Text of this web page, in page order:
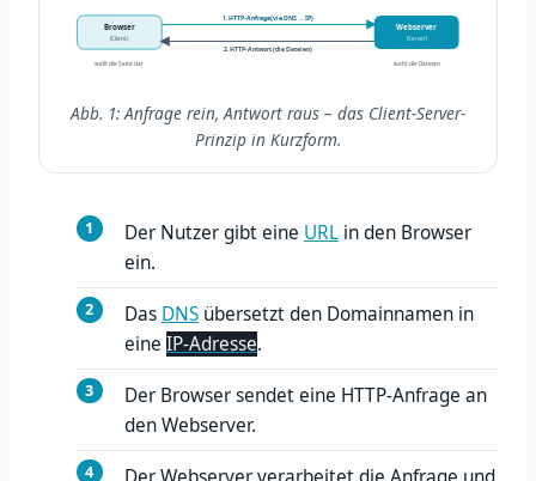
Browser
(Client)
Webserver
(Server)
1. HTTP-Anfrage (via DNS → IP)
2. HTTP-Antwort (die Dateien)
stellt die Seite dar sucht die Dateien
Abb. 1: Anfrage rein, Antwort raus – das Client-Server-
Prinzip in Kurzform.
Der Nutzer gibt eine URLin den Browser
ein.
Das DNSübersetzt den Domainnamen in
eine IP-Adresse.
Der Browser sendet eine HTTP-Anfrage an
den Webserver.